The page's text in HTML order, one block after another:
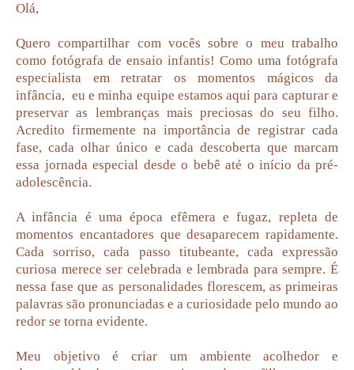
Olá,
Quero compartilhar com vocês sobre o meu trabalho
como fotógrafa de ensaio infantis! Como uma fotógrafa
especialista em retratar os momentos mágicos da
infância, eu e minha equipe estamos aqui para capturar e
preservar as lembranças mais preciosas do seu filho.
Acredito firmemente na importância de registrar cada
fase, cada olhar único e cada descoberta que marcam
essa jornada especial desde o bebê até o início da pré-
adolescência.
A infância é uma época efêmera e fugaz, repleta de
momentos encantadores que desaparecem rapidamente.
Cada sorriso, cada passo titubeante, cada expressão
curiosa merece ser celebrada e lembrada para sempre. É
nessa fase que as personalidades florescem, as primeiras
palavras são pronunciadas e a curiosidade pelo mundo ao
redor se torna evidente.
Meu objetivo é criar um ambiente acolhedor e